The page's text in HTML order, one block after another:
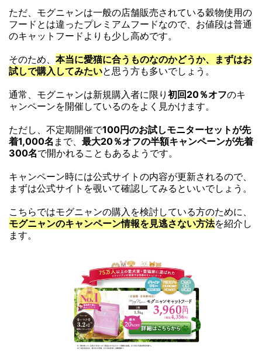
ただ、モグニャンは一般の店舗販売されている穀物使用の
フードとは違ったプレミアムフードなので、お値段は普通
のキャットフードよりも少し高めです。
そのため、 本当に愛猫に合うものなのかどうか、まずはお
試しで購入してみたいと思う方も多いでしょう。
通常、モグニャンは新規購入者に限り 初回20％オフのキ
ャンペーンを開催しているのをよく見かけます。
ただし、不定期開催で100円のお試しモニターセットが先
着1,000名 まで、 最大20％オフの半額キャンペーンが先着
300名で開かれることもあるようです。
キャンペーン時には公式サイトの内容が更新されるので、
まずは公式サイトを覗いて確認してみるといいでしょう。
こちらではモグニャンの購入を検討している方のために、
モグニャンのキャンペーン情報を見逃さない方法を紹介し
ます。